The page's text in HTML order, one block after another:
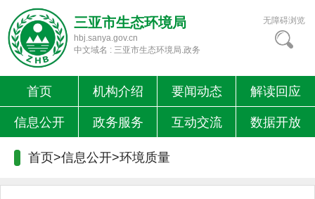
三亚市生态环境局
hbj.sanya.gov.cn
中文域名 : 三亚市生态环境局.政务
无障碍浏览
首页 机构介绍 要闻动态 解读回应
信息公开 政务服务 互动交流 数据开放
首页>信息公开>环境质量